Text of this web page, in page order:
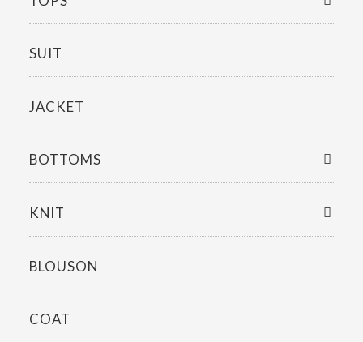
SUIT
JACKET
BOTTOMS
KNIT
BLOUSON
COAT